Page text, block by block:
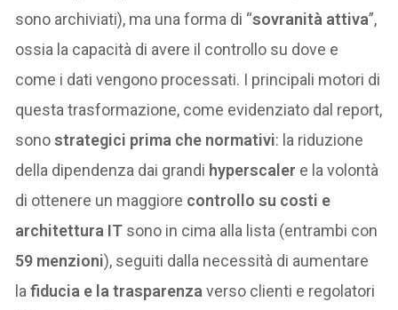
sono archiviati), ma una forma di “sovranità attiva”,
ossia la capacità di avere il controllo su dove e
come i dati vengono processati. I principali motori di
questa trasformazione, come evidenziato dal report,
sonostrategici prima che normativi: la riduzione
della dipendenza dai grandi hyperscaler e la volontà
di ottenere un maggiore controllo su costi e
architettura IT sono in cima alla lista (entrambi con
59 menzioni), seguiti dalla necessità di aumentare
lafiducia e la trasparenza verso clienti e regolatori